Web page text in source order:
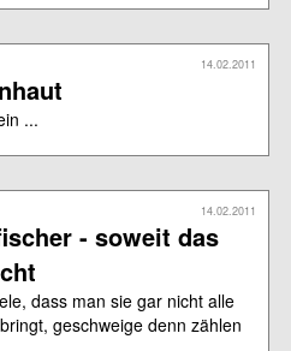
14.02.2011
...
14.02.2011
- soweit das
dass man sie gar nicht alle
geschweige denn zählen